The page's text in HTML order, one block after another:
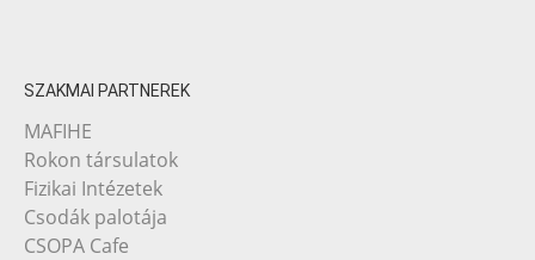
SZAKMAI PARTNEREK
MAFIHE
Rokon társulatok
Fizikai Intézetek
Csodák palotája
CSOPA Cafe